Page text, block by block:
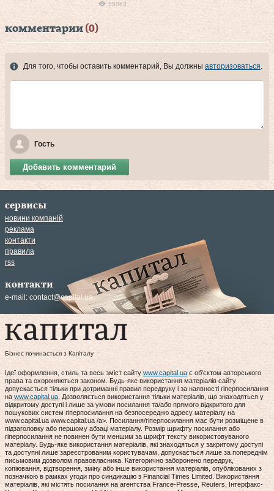
55863
комментарии (0)
Для того, чтобы оставить комментарий, Вы должны авторизоваться.
Гость
Добавить комментарий
сервисы
новини компаній
реклама
контакти
правила
rss
контакти
e-mail: contact@capital.ua
Бізнес починається з Капіталу
Ідеї оформлення, стиль та весь зміст сайту www.capital.uaє об'єктом авторського
права та охороняються законом. Будь-яке використання матеріалів сайту
допускається тільки при дотриманні правил передруку і за наявності гіперпосилання
на www.capital.ua. Дозволяється використання тільки матеріалів, що знаходяться у
відкритому доступі і лише за умови посилання та/або прямого відкритого для
пошукових систем гіперпосилання на безпосередню адресу матеріалу на
www.capital.ua www.capital.ua /a>. Посилання/гіперпосилання має бути розміщене в
підзаголовку або першому абзаці матеріалу. Розмір шрифту посилання або
гіперпосилання не повинен бути меншим за шрифт тексту використовуваного
матеріалу. Будь-яке використання матеріалів, які знаходяться у закритому доступі
та доступні лише зареєстрованим користувачам, допускається лише за попереднім
письмовим дозволом правовласника. Категорично заборонено передрук,
копіювання, відтворення, зміну або інше використання матеріалів, опублікованих з
позначкою в рамках угоди про синдикацію з Financial Times Limited. Використання
матеріалів, які містять посилання на агентства France-Presse, Reuters, Інтерфакс-